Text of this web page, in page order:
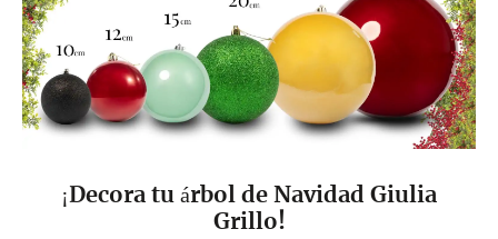
¡Decora tu árbol de Navidad Giulia
Grillo!